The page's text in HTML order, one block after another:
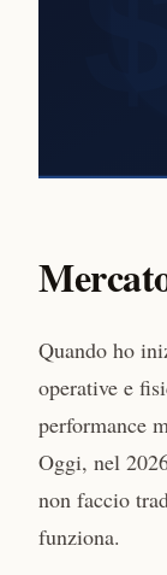
Quando ho
operative e
performance
Oggi, nel
non faccio
funziona.